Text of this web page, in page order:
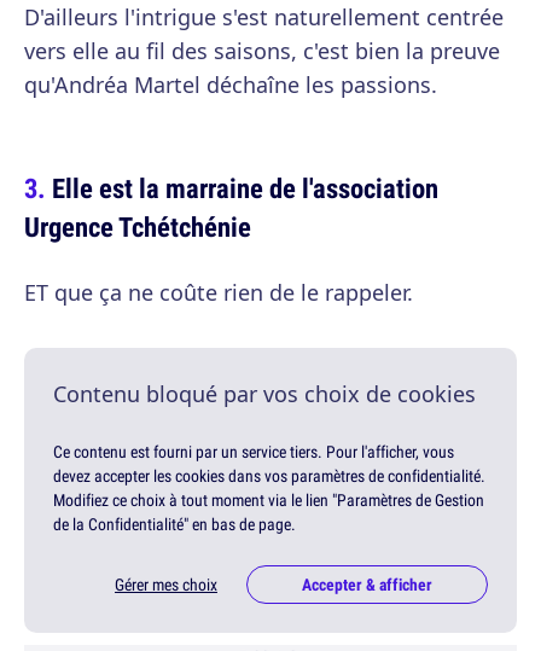
D'ailleurs l'intrigue s'est naturellement centrée
vers elle au fil des saisons, c'est bien la preuve
qu'Andréa Martel déchaîne les passions.
Elle est la marraine de l'association
Urgence Tchétchénie
ET que ça ne coûte rien de le rappeler.
Contenu bloqué par vos choix de cookies
Ce contenu est fourni par un service tiers. Pour l'afficher, vous
devez accepter les cookies dans vos paramètres de confidentialité.
Modifiez ce choix à tout moment via le lien "Paramètres de Gestion
de la Confidentialité" en bas de page.
Gérer mes choix Accepter & afficher